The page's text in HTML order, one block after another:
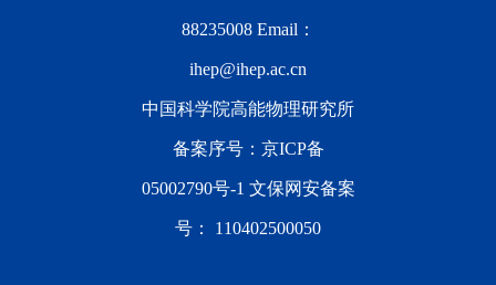
88235008 Email：
ihep@ihep.ac.cn
中国科学院高能物理研究所
备案序号： 京ICP备
05002790号-1 文保网安备案
号： 110402500050